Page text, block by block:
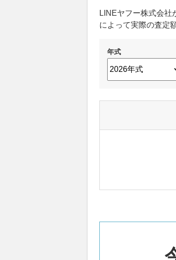
LINEヤフー株式会
によって実際の査定
年式